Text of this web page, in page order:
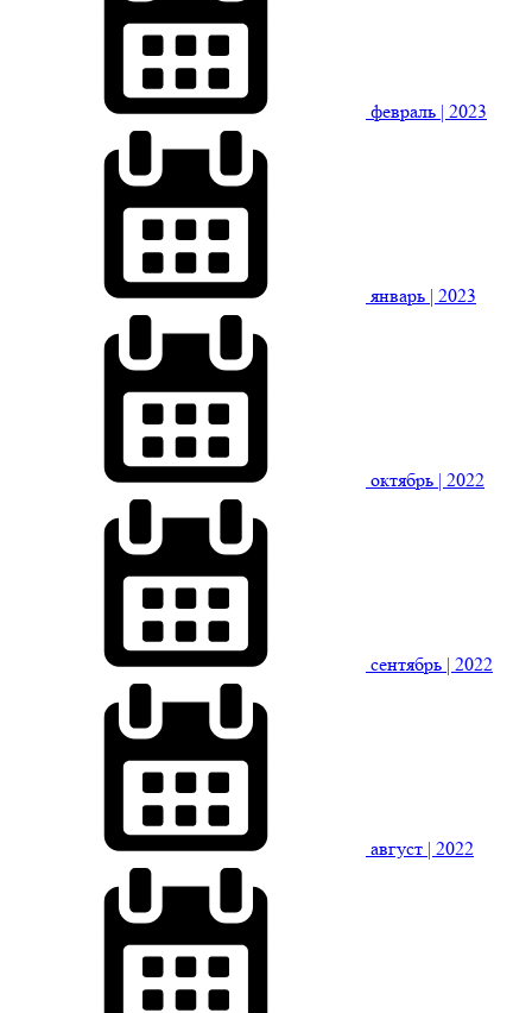
февраль | 2023
январь | 2023
октябрь | 2022
сентябрь | 2022
август | 2022